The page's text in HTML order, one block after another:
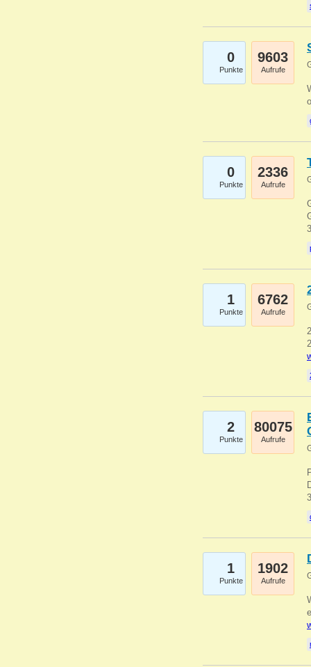
0
Punkte
9603
Aufrufe
0
Punkte
2336
Aufrufe
1
Punkte
6762
Aufrufe
2
Punkte
80075
Aufrufe
1
Punkte
1902
Aufrufe